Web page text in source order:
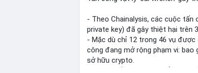
vẫn có dấu hiệu tích cực từ các
đến token meme. Tuy nhiên, rủi
trường khó dịp giao dịch trong
📊 Nguồn: Radar Tâm Lý Thị Trường
- Theo Chainalysis, các cuộc
private key) đã gây thiệt hại trên
- Mặc dù chỉ 12 trong 46 vụ
công đang mở rộng phạm vi:
sở hữu crypto.